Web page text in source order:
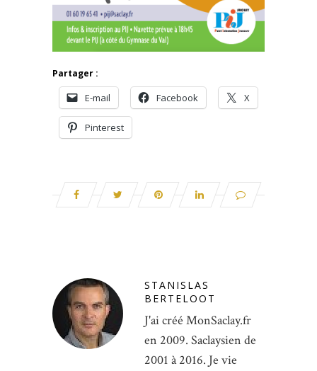
Partager :
E-mail Facebook X
Pinterest
STANISLAS
BERTELOOT
J'ai créé MonSaclay.fr
en 2009. Saclaysien de
2001 à 2016. Je vie